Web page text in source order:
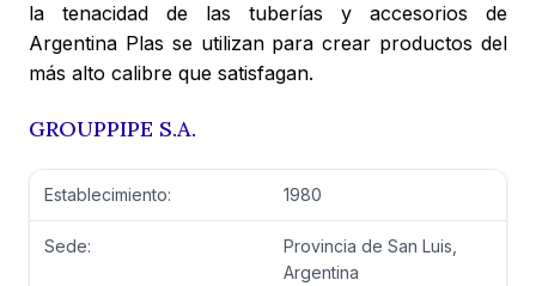
la tenacidad de las tuberías y accesorios de
Argentina Plas se utilizan para crear productos del
más alto calibre que satisfagan.
GROUPPIPE S.A.
Establecimiento: 1980
Sede:
Provincia de San Luis,
Argentina